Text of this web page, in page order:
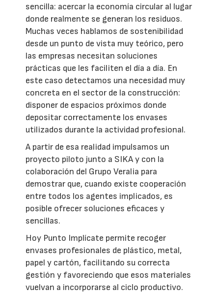
sencilla: acercar la economía circular al lugar
donde realmente se generan los residuos.
Muchas veces hablamos de sostenibilidad
desde un punto de vista muy teórico, pero
las empresas necesitan soluciones
prácticas que les faciliten el día a día. En
este caso detectamos una necesidad muy
concreta en el sector de la construcción:
disponer de espacios próximos donde
depositar correctamente los envases
utilizados durante la actividad profesional.
A partir de esa realidad impulsamos un
proyecto piloto junto a SIKA y con la
colaboración del Grupo Veralia para
demostrar que, cuando existe cooperación
entre todos los agentes implicados, es
posible ofrecer soluciones eficaces y
sencillas.
Hoy Punto Implícate permite recoger
envases profesionales de plástico, metal,
papel y cartón, facilitando su correcta
gestión y favoreciendo que esos materiales
vuelvan a incorporarse al ciclo productivo.